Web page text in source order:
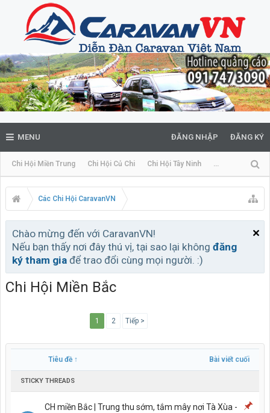
MENU
Chi Hội Miền Trung Chi Hội Củ Chi Chi Hội Tây Ninh ...
ĐĂNG NHẬP ĐĂNG KÝ
Các Chi Hội CaravanVN
Chào mừng đến với CaravanVN!
Nếu bạn thấy nơi đây thú vị, tại sao lại không đăng
ký tham gia để trao đổi cùng mọi người. :)
Chi Hội Miền Bắc
1 2 Tiếp >
Tiêu đề ↑ Bài viết cuối
STICKY THREADS
CH miền Bắc | Trung thu sớm, tắm mây nơi Tà Xùa -